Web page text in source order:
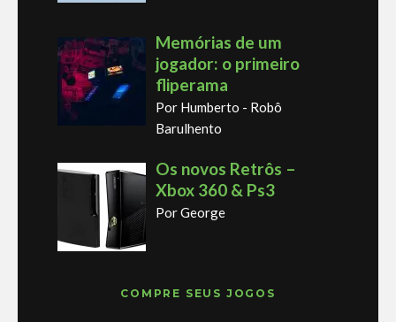
Memórias de um
jogador: o primeiro
fliperama
Por Humberto - Robô
Barulhento
Os novos Retrôs –
Xbox 360 & Ps3
Por George
COMPRE SEUS JOGOS